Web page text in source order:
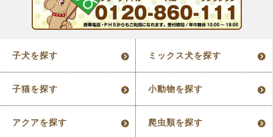
子犬を探す ミックス犬を探す
子猫を探す 小動物を探す
アクアを探す 爬虫類を探す